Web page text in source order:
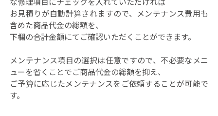
お見積りが自動計算されますので、メンテナンス費用も
含めた商品代金の総額を、
下欄の合計金額にてご確認いただくことができます。
メンテナンス項目の選択は任意ですので、不必要なメニ
ューを省くことでご商品代金の総額を抑え、
ご予算に応じたメンテナンスをご依頼することが可能で
す。